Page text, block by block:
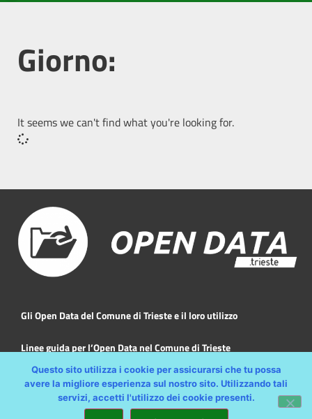
Giorno:
It seems we can't find what you're looking for.
Gli Open Data del Comune di Trieste e il loro utilizzo
Linee guida per l’Open Data nel Comune di Trieste
Copyright © Comune di Trieste – partita Iva 00210240321 –
all rights reserved // Progetto e Sviluppo Media Technologies
Questo sito utilizza i cookie per assicurarsi che tu possa
avere la migliore esperienza sul nostro sito. Utilizzando tali
servizi, accetti l'utilizzo dei cookie presenti.